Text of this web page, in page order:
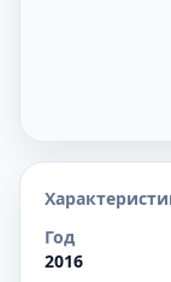
Год
2016